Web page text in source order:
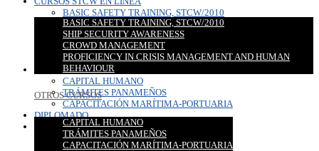
BASIC SAFETY TRAINING, STCW/2010
SHIP SECURITY AWARENESS
CROWD MANAGEMENT
PROFICIENCY IN CRISIS MANAGEMENT AND HUMAN
BEHAVIOUR
OTROS CURSOS
CAPITAL HUMANO
TRÁMITES PANAMEÑOS
CAPACITACIÓN MARÍTIMA-PORTUARIA
BASIC SAFETY TRAINING, STCW/2010
SHIP SECURITY AWARENESS
CROWD MANAGEMENT
PROFICIENCY IN CRISIS MANAGEMENT AND HUMAN
BEHAVIOUR
OTROS CURSOS
CAPITAL HUMANO
TRÁMITES PANAMEÑOS
CAPACITACIÓN MARÍTIMA-PORTUARIA
DIPLOMADO
CONTACTO